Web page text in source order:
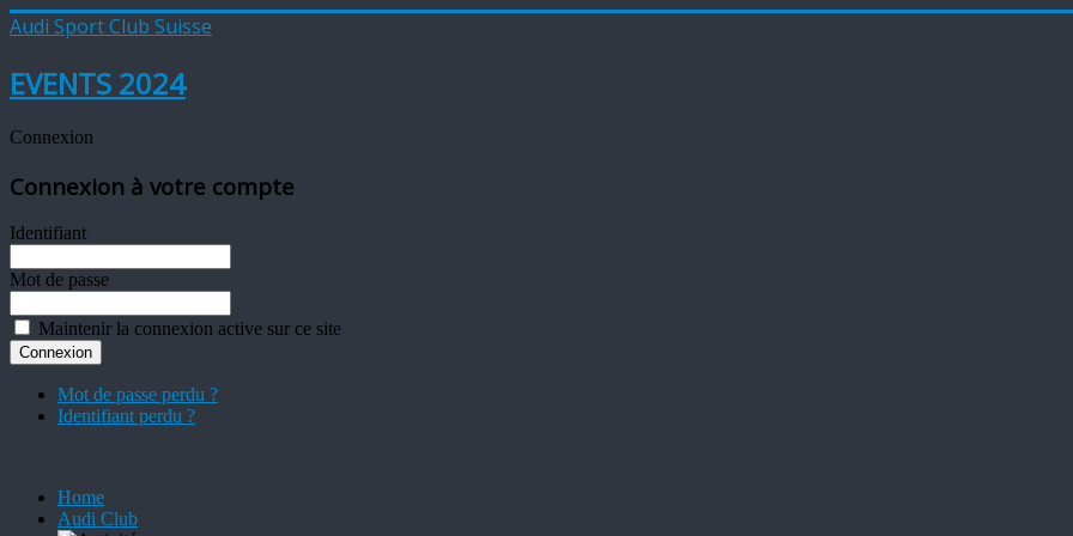
Audi Sport Club Suisse
EVENTS 2024
Connexion
Connexion à votre compte
Identifiant
Mot de passe
Maintenir la connexion active sur ce site
Mot de passe perdu ?
Identifiant perdu ?
Home
Audi Club